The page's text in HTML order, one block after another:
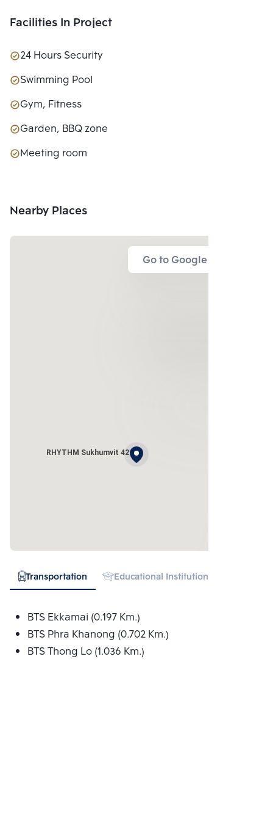
Facilities In Project
24 Hours Security
Swimming Pool
Gym, Fitness
Garden, BBQ zone
Meeting room
Nearby Places
Go to Google Map
RHYTHM Sukhumvit 42
Transportation Educational Institution
BTS Ekkamai (0.197 Km.)
BTS Phra Khanong (0.702 Km.)
BTS Thong Lo (1.036 Km.)